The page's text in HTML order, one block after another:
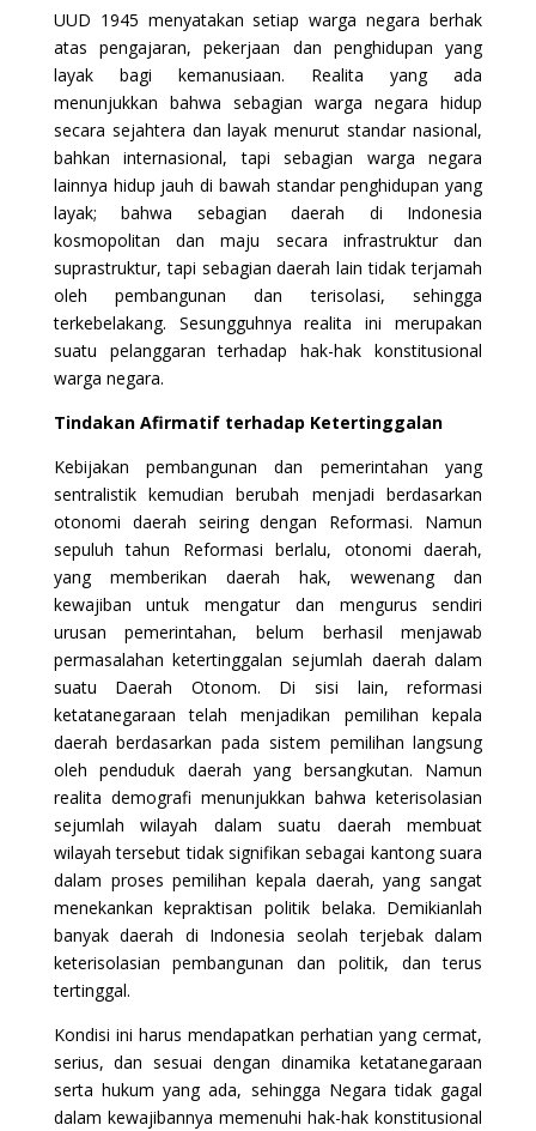
UUD 1945 menyatakan setiap warga negara berhak
atas pengajaran, pekerjaan dan penghidupan yang
layak bagi kemanusiaan. Realita yang ada
menunjukkan bahwa sebagian warga negara hidup
secara sejahtera dan layak menurut standar nasional,
bahkan internasional, tapi sebagian warga negara
lainnya hidup jauh di bawah standar penghidupan yang
layak; bahwa sebagian daerah di Indonesia
kosmopolitan dan maju secara infrastruktur dan
suprastruktur, tapi sebagian daerah lain tidak terjamah
oleh pembangunan dan terisolasi, sehingga
terkebelakang. Sesungguhnya realita ini merupakan
suatu pelanggaran terhadap hak-hak konstitusional
warga negara.
Tindakan Afirmatif terhadap Ketertinggalan
Kebijakan pembangunan dan pemerintahan yang
sentralistik kemudian berubah menjadi berdasarkan
otonomi daerah seiring dengan Reformasi. Namun
sepuluh tahun Reformasi berlalu, otonomi daerah,
yang memberikan daerah hak, wewenang dan
kewajiban untuk mengatur dan mengurus sendiri
urusan pemerintahan, belum berhasil menjawab
permasalahan ketertinggalan sejumlah daerah dalam
suatu Daerah Otonom. Di sisi lain, reformasi
ketatanegaraan telah menjadikan pemilihan kepala
daerah berdasarkan pada sistem pemilihan langsung
oleh penduduk daerah yang bersangkutan. Namun
realita demografi menunjukkan bahwa keterisolasian
sejumlah wilayah dalam suatu daerah membuat
wilayah tersebut tidak signifikan sebagai kantong suara
dalam proses pemilihan kepala daerah, yang sangat
menekankan kepraktisan politik belaka. Demikianlah
banyak daerah di Indonesia seolah terjebak dalam
keterisolasian pembangunan dan politik, dan terus
tertinggal.
Kondisi ini harus mendapatkan perhatian yang cermat,
serius, dan sesuai dengan dinamika ketatanegaraan
serta hukum yang ada, sehingga Negara tidak gagal
dalam kewajibannya memenuhi hak-hak konstitusional